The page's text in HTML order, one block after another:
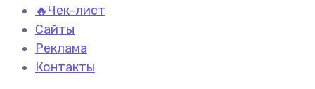
🔥Чек-лист
Сайты
Реклама
Контакты